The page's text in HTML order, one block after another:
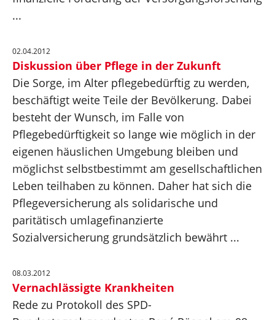
...
02.04.2012
Diskussion über Pflege in der Zukunft
Die Sorge, im Alter pflegebedürftig zu werden,
beschäftigt weite Teile der Bevölkerung. Dabei
besteht der Wunsch, im Falle von
Pflegebedürftigkeit so lange wie möglich in der
eigenen häuslichen Umgebung bleiben und
möglichst selbstbestimmt am gesellschaftlichen
Leben teilhaben zu können. Daher hat sich die
Pflegeversicherung als solidarische und
paritätisch umlagefinanzierte
Sozialversicherung grundsätzlich bewährt ...
08.03.2012
Vernachlässigte Krankheiten
Rede zu Protokoll des SPD-